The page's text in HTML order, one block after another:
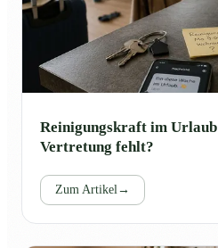
Reinigungskraft im Urlaub
Vertretung fehlt?
Zum Artikel→